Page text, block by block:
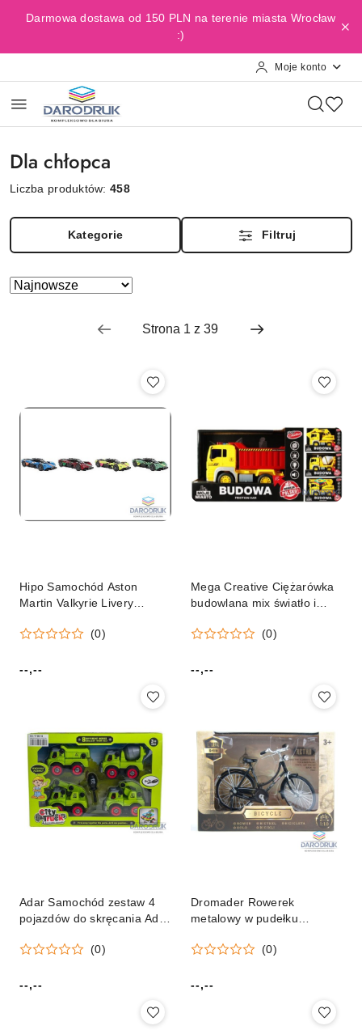
Przejdź do treści głównej
Przejdź do wyszukiwarki
Przejdź do moje konto
Przejdź do menu głównego
Przejdź do stopki
Darmowa dostawa od 150 PLN na terenie miasta Wrocław
:)
Moje konto
Dla chłopca
Liczba produktów:458
Kategorie Filtruj
Zastosowano sortowanie: Najnowsze.
Sortuj
Hipo Samochód Aston
Martin Valkyrie Livery
(0)
Cena:
--,--
Mega Creative Ciężarówka
budowlana mix światło i
(522134)
(0)
Cena:
--,--
Adar Samochód zestaw 4
pojazdów do skręcania Adar
(0)
Cena:
--,--
Dromader Rowerek
metalowy w pudełku
(0)
Cena:
--,--